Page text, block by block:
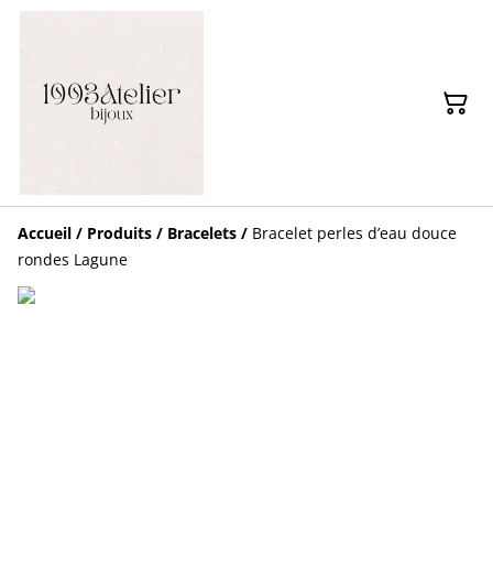
Accueil / Produits / Bracelets / Bracelet perles d’eau douce
rondes Lagune